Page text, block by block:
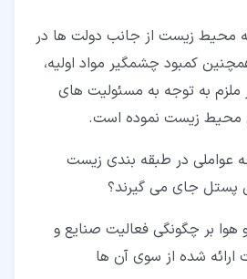
محیط زیست از جانب دولت ها در
کمبود چشمگیر مواد اولیه،
ملزم به توجه به مسئولیت های
محیط زیست نموده است.
عواملی در طبقه بندی زیست
پستل جای می گیرند؟
هوا بر چگونگی فعالیت صنایع و
شده از سوی آن ها